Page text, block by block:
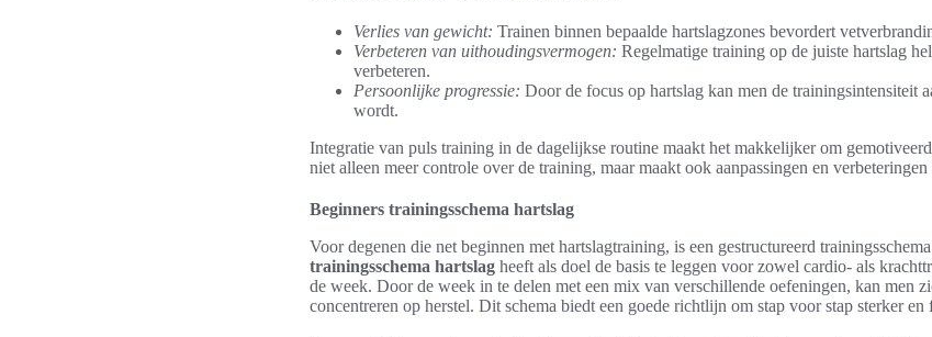
Verlies van gewicht: Trainen binnen bepaalde hartslagzones bevordert
Verbeteren van uithoudingsvermogen: Regelmatige training op de juiste hartslag
verbeteren.
Persoonlijke progressie: Door de focus op hartslag kan men de trainingsintensiteit
wordt.
Integratie van puls training in de dagelijkse routine maakt het makkelijker om
niet alleen meer controle over de training, maar maakt ook aanpassingen en
Beginners trainingsschema hartslag
Voor degenen die net beginnen met hartslagtraining, is een gestructureerd
trainingsschema hartslag heeft als doel de basis te leggen voor zowel cardio- als
de week. Door de week in te delen met een mix van verschillende oefeningen, kan men
concentreren op herstel. Dit schema biedt een goede richtlijn om stap voor stap sterker en